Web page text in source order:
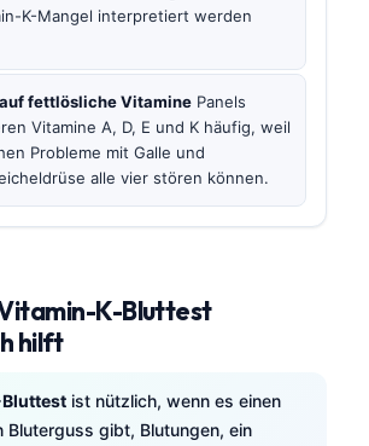
K-Mangel interpretiert werden
fettlösliche Vitamine Panels
Vitamine A, D, E und K häufig, weil
Probleme mit Galle und
alle vier stören können.
K-Bluttest
hilft
ist nützlich, wenn es einen
Bluterguss gibt, Blutungen, ein